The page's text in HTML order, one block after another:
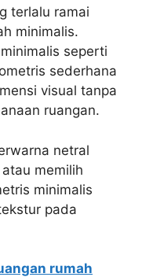
terlalu ramai
minimalis.
seperti
sederhana
visual tanpa
ruangan.
netral
memilih
minimalis
pada
rumah